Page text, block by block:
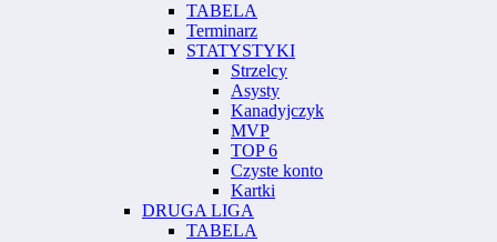
TABELA
Terminarz
STATYSTYKI
Strzelcy
Asysty
Kanadyjczyk
MVP
TOP 6
Czyste konto
Kartki
DRUGA LIGA
TABELA